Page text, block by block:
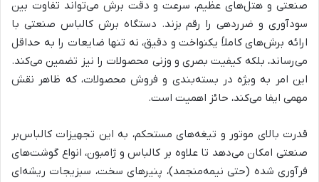
صنعتی و هتل‌های عظیم، سرعت و دقت برش می‌تواند تفاوت بین
سودآوری و ضرردهی را رقم بزند. دستگاه برش کالباس صنعتی با
ارائه برش‌های کاملاً یکنواخت و دقیق، نه تنها ضایعات را به حداقل
می‌رساند، بلکه کیفیت بصری و وزنی محصولات را نیز تضمین می‌کند.
این امر به ویژه در بسته‌بندی و فروش محصولات، که ظاهر نقش
مهمی ایفا می‌کند، حائز اهمیت است.
قدرت بالای موتور و تیغه‌های مستحکم، به این تجهیزات کالباس‌بر
صنعتی امکان می‌دهد تا علاوه بر کالباس و ژامبون، انواع گوشت‌های
فرآوری شده (حتی نیمه‌منجمد)، پنیرهای سخت، سبزیجات ریشه‌ای